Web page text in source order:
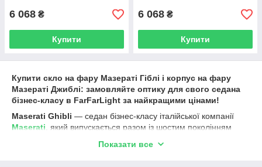
6 068 ₴
Купити
6 068 ₴
Купити
Купити скло на фару Мазераті Гіблі і корпус на фару
Мазераті Джиблі: замовляйте оптику для свого седана
бізнес-класу в FarFarLight за найкращими цінами!
Maserati Ghibli — седан бізнес-класу італійської компанії
Maserati , який випускається разом із шостим поколінням
у класі у 2013 році за версієюEuro NCAP
Показати все